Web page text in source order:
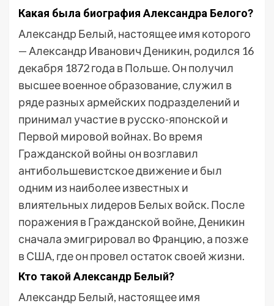
Какая была биография Александра Белого?
Александр Белый, настоящее имя которого
— Александр Иванович Деникин, родился 16
декабря 1872 года в Польше. Он получил
высшее военное образование, служил в
ряде разных армейских подразделений и
принимал участие в русско-японской и
Первой мировой войнах. Во время
Гражданской войны он возглавил
антибольшевистское движение и был
одним из наиболее известных и
влиятельных лидеров Белых войск. После
поражения в Гражданской войне, Деникин
сначала эмигрировал во Францию, а позже
в США, где он провел остаток своей жизни.
Кто такой Александр Белый?
Александр Белый, настоящее имя